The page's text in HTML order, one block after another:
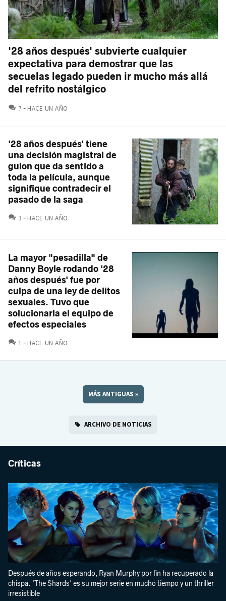
'28 años después' subvierte cualquier
expectativa para demostrar que las
secuelas legado pueden ir mucho más allá
del refrito nostálgico
7 COMENTARIOS
HACE UN AÑO
'28 años después' tiene
una decisión magistral de
guion que da sentido a
toda la película, aunque
signifique contradecir el
pasado de la saga
3 COMENTARIOS
HACE UN AÑO
La mayor "pesadilla" de
Danny Boyle rodando '28
años después' fue por
culpa de una ley de delitos
sexuales. Tuvo que
solucionarla el equipo de
efectos especiales
1 COMENTARIOS
HACE UN AÑO
MÁS ANTIGUAS »
ARCHIVO DE NOTICIAS
Críticas
Después de años esperando, Ryan Murphy por fin ha recuperado la
chispa. 'The Shards' es su mejor serie en mucho tiempo y un thriller
irresistible